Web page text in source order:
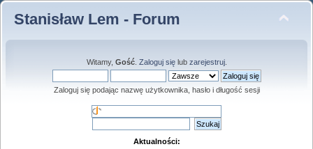
Stanisław Lem - Forum
Witamy, Gość. Zaloguj sięlub zarejestruj.
Zaloguj się podając nazwę użytkownika, hasło i długość sesji
Aktualności: